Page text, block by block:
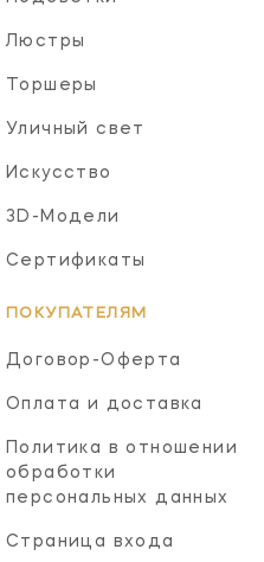
Люстры
Торшеры
Уличный свет
Искусство
3D-Модели
Сертификаты
ПОКУПАТЕЛЯМ
Договор-Оферта
Оплата и доставка
Политика в отношении
обработки
персональных данных
Страница входа